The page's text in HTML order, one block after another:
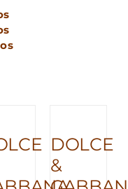
DOLCE
&